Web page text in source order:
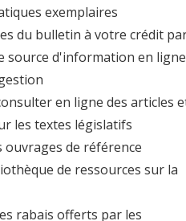
exemplaires
du bulletin à votre crédit
source d'information en ligne
en ligne des articles
les textes législatifs
ouvrages de référence
de ressources sur la
rabais offerts par les